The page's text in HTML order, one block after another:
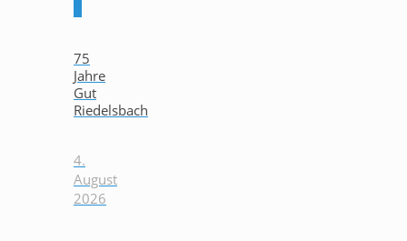
75
Jahre
Gut
Riedelsbach
4.
August
2026